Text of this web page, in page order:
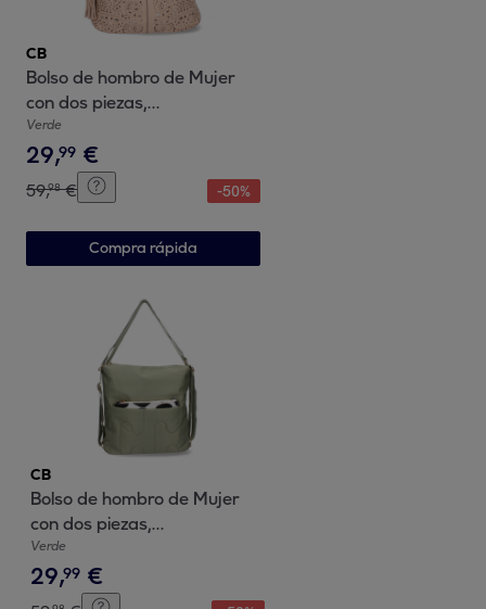
CB
Bolso de hombro de Mujer
con dos piezas,
compartimento principal con
cremallera
Verde
29,99 €
59,98 € -50%
Compra rápida
CB
Bolso de hombro de Mujer
con dos piezas,
compartimento principal con
cremallera
Verde
29,99 €